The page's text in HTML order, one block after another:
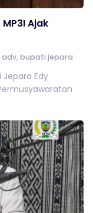
Ajak
adv,bupati jepara
Edy